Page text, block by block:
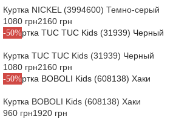
Куртка NICKEL (3994600) Темно-серый
1080 грн2160 грн
-50%
Куртка TUC TUC Kids (31939) Черный
1080 грн2160 грн
-50%
Куртка BOBOLI Kids (608138) Хаки
960 грн1920 грн